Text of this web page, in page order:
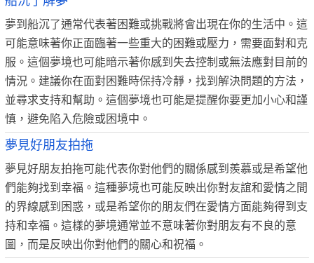
夢到船沉了通常代表著困難或挑戰將會出現在你的生活中。這
可能意味著你正面臨著一些重大的困難或壓力，需要面對和克
服。這個夢境也可能暗示著你感到失去控制或無法應對目前的
情況。建議你在面對困難時保持冷靜，找到解決問題的方法，
並尋求支持和幫助。這個夢境也可能是提醒你要更加小心和謹
慎，避免陷入危險或困境中。
夢見好朋友拍拖
夢見好朋友拍拖可能代表你對他們的關係感到羨慕或是希望他
們能夠找到幸福。這種夢境也可能反映出你對友誼和愛情之間
的界線感到困惑，或是希望你的朋友們在愛情方面能夠得到支
持和幸福。這樣的夢境通常並不意味著你對朋友有不良的意
圖，而是反映出你對他們的關心和祝福。